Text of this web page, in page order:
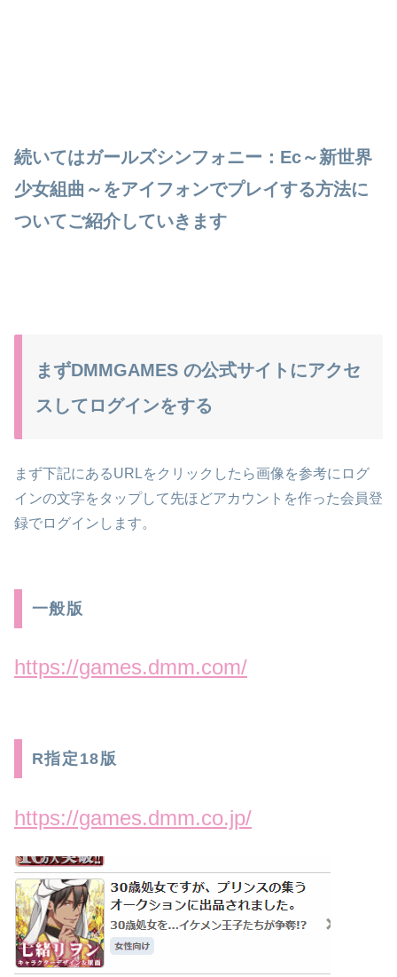
続いてはガールズシンフォニー：Ec～新世界
少女組曲～をアイフォンでプレイする方法に
ついてご紹介していきます
まずDMMGAMES の公式サイトにアクセ
スしてログインをする
まず下記にあるURLをクリックしたら画像を参考にログ
インの文字をタップして先ほどアカウントを作った会員登
録でログイン します。
一般版
https://games.dmm.com/
R指定18版
https://games.dmm.co.jp/